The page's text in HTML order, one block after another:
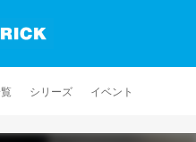
シリーズ イベント